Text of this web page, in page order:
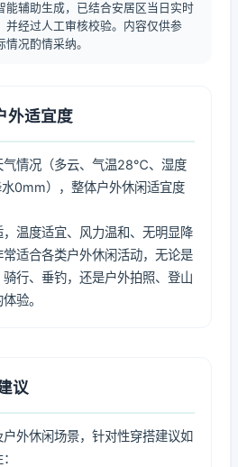
能辅助生成，已结合安居区当日实时
并经过人工审核校验。内容仅供参
况酌情采纳。
外适宜度
气情况（多云、气温28℃、湿度
0mm），整体户外休闲适宜度
温度适宜、风力温和、无明显降
适合各类户外休闲活动，无论是
行、垂钓，还是户外拍照、登山
验。
议
外休闲场景，针对性穿搭建议如